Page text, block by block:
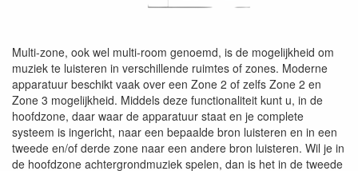
Multi-zone, ook wel multi-room genoemd, is de mogelijkheid om
muziek te luisteren in verschillende ruimtes of zones. Moderne
apparatuur beschikt vaak over een Zone 2 of zelfs Zone 2 en
Zone 3 mogelijkheid. Middels deze functionaliteit kunt u, in de
hoofdzone, daar waar de apparatuur staat en je complete
systeem is ingericht, naar een bepaalde bron luisteren en in een
tweede en/of derde zone naar een andere bron luisteren. Wil je in
de hoofdzone achtergrondmuziek spelen, dan is het in de tweede